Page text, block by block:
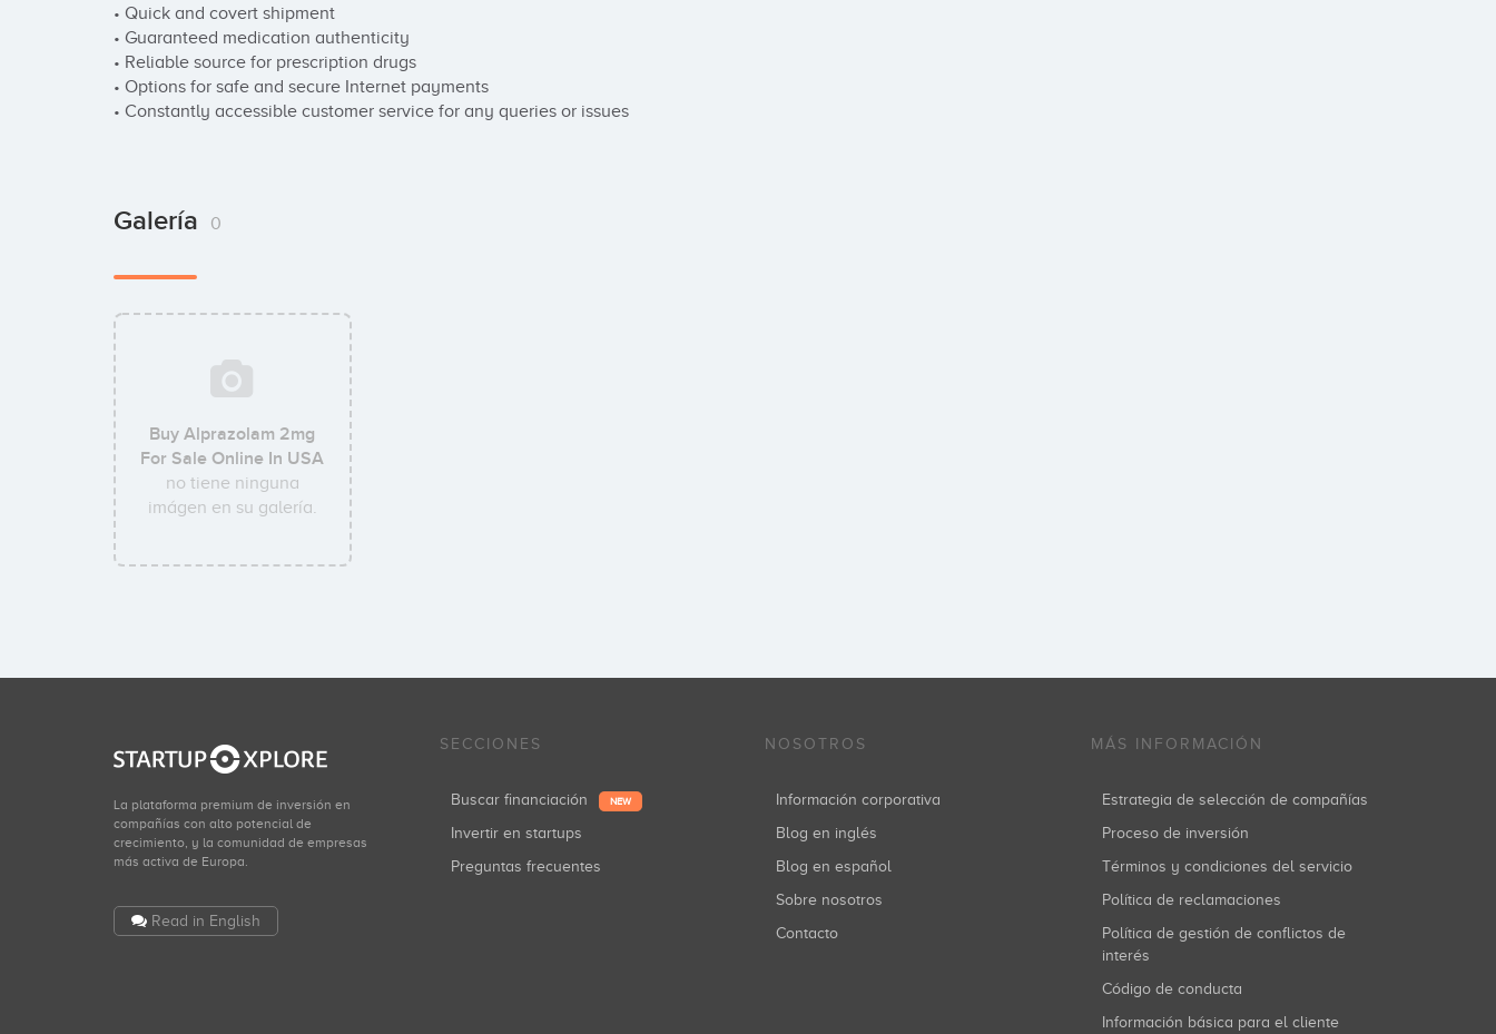
• Quick and covert shipment
• Guaranteed medication authenticity
• Reliable source for prescription drugs
• Options for safe and secure Internet payments
• Constantly accessible customer service for any queries or issues
Galería 0
Buy Alprazolam 2mg
For Sale Online In USA
no tiene ninguna
imágen en su galería.
La plataforma premium de inversión en
compañías con alto potencial de
crecimiento, y la comunidad de empresas
más activa de Europa.
Read in English
SECCIONES
Buscar financiación NEW
Invertir en startups
Preguntas frecuentes
NOSOTROS
Información corporativa
Blog en inglés
Blog en español
Sobre nosotros
Contacto
MÁS INFORMACIÓN
Estrategia de selección de compañías
Proceso de inversión
Términos y condiciones del servicio
Política de reclamaciones
Política de gestión de conflictos de
interés
Código de conducta
Información básica para el cliente